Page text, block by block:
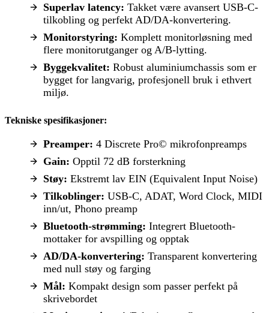
Superlav latency: Takket være avansert USB-C-
tilkobling og perfekt AD/DA-konvertering.
Monitorstyring: Komplett monitorløsning med
flere monitorutganger og A/B-lytting.
Byggekvalitet: Robust aluminiumchassis som er
bygget for langvarig, profesjonell bruk i ethvert
miljø.
Tekniske spesifikasjoner:
Preamper: 4 Discrete Pro© mikrofonpreamps
Gain: Opptil 72 dB forsterkning
Støy: Ekstremt lav EIN (Equivalent Input Noise)
Tilkoblinger: USB-C, ADAT, Word Clock, MIDI
inn/ut, Phono preamp
Bluetooth-strømming: Integrert Bluetooth-
mottaker for avspilling og opptak
AD/DA-konvertering: Transparent konvertering
med null støy og farging
Mål: Kompakt design som passer perfekt på
skrivebordet